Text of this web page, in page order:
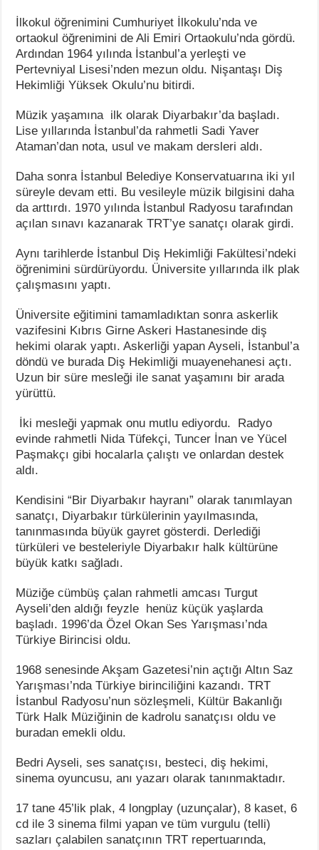
İlkokul öğrenimini Cumhuriyet İlkokulu’nda ve
ortaokul öğrenimini de Ali Emiri Ortaokulu’nda gördü.
Ardından 1964 yılında İstanbul’a yerleşti ve
Pertevniyal Lisesi’nden mezun oldu. Nişantaşı Diş
Hekimliği Yüksek Okulu’nu bitirdi.
Müzik yaşamına ilk olarak Diyarbakır’da başladı.
Lise yıllarında İstanbul’da rahmetli Sadi Yaver
Ataman’dan nota, usul ve makam dersleri aldı.
Daha sonra İstanbul Belediye Konservatuarına iki yıl
süreyle devam etti. Bu vesileyle müzik bilgisini daha
da arttırdı. 1970 yılında İstanbul Radyosu tarafından
açılan sınavı kazanarak TRT’ye sanatçı olarak girdi.
Aynı tarihlerde İstanbul Diş Hekimliği Fakültesi’ndeki
öğrenimini sürdürüyordu. Üniversite yıllarında ilk plak
çalışmasını yaptı.
Üniversite eğitimini tamamladıktan sonra askerlik
vazifesini Kıbrıs Girne Askeri Hastanesinde diş
hekimi olarak yaptı. Askerliği yapan Ayseli, İstanbul’a
döndü ve burada Diş Hekimliği muayenehanesi açtı.
Uzun bir süre mesleği ile sanat yaşamını bir arada
yürüttü.
İki mesleği yapmak onu mutlu ediyordu. Radyo
evinde rahmetli Nida Tüfekçi, Tuncer İnan ve Yücel
Paşmakçı gibi hocalarla çalıştı ve onlardan destek
aldı.
Kendisini “Bir Diyarbakır hayranı” olarak tanımlayan
sanatçı, Diyarbakır türkülerinin yayılmasında,
tanınmasında büyük gayret gösterdi. Derlediği
türküleri ve besteleriyle Diyarbakır halk kültürüne
büyük katkı sağladı.
Müziğe cümbüş çalan rahmetli amcası Turgut
Ayseli’den aldığı feyzle henüz küçük yaşlarda
başladı. 1996’da Özel Okan Ses Yarışması’nda
Türkiye Birincisi oldu.
1968 senesinde Akşam Gazetesi’nin açtığı Altın Saz
Yarışması’nda Türkiye birinciliğini kazandı. TRT
İstanbul Radyosu’nun sözleşmeli, Kültür Bakanlığı
Türk Halk Müziğinin de kadrolu sanatçısı oldu ve
buradan emekli oldu.
Bedri Ayseli, ses sanatçısı, besteci, diş hekimi,
sinema oyuncusu, anı yazarı olarak tanınmaktadır.
17 tane 45’lik plak, 4 longplay (uzunçalar), 8 kaset, 6
cd ile 3 sinema filmi yapan ve tüm vurgulu (telli)
sazları çalabilen sanatçının TRT repertuarında,